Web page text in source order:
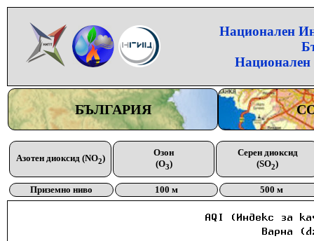
Национален
Национален
БЪЛГАРИЯ
Азотен диоксид (NO2)
Озон
(O3)
Серен диоксид
(SO2)
Приземно ниво 100 м 500 м